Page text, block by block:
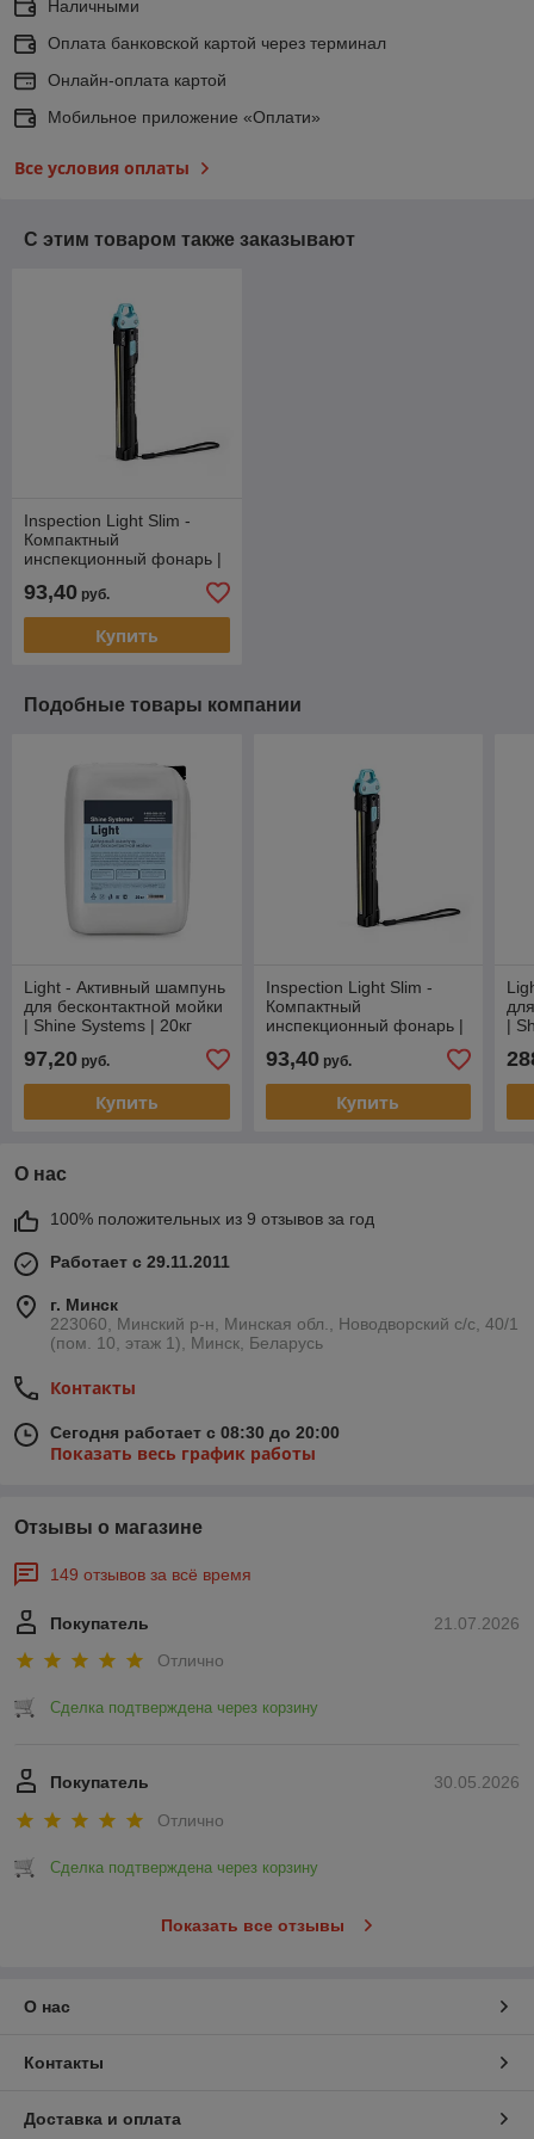
Наличными
Оплата банковской картой через терминал
Онлайн-оплата картой
Мобильное приложение «Оплати»
Все условия оплаты
С этим товаром также заказывают
Inspection Light Slim -
Компактный
инспекционный фонарь |
93,40 руб.
Купить
Подобные товары компании
Light - Активный шампунь
для бесконтактной мойки
| Shine Systems | 20кг
97,20 руб.
Купить
Inspection Light Slim -
Компактный
инспекционный фонарь |
93,40руб.
Купить
|
О нас
100% положительных из 9 отзывов за год
Работает с 29.11.2011
г. Минск
223060, Минский р-н, Минская обл., Новодворский с/с, 40/1
(пом. 10, этаж 1), Минск, Беларусь
Контакты
Сегодня работает с 08:30 до 20:00
Показать весь график работы
Отзывы о магазине
149 отзывов за всё время
21.07.2026
Покупатель
Отлично
Сделка подтверждена через корзину
30.05.2026
Покупатель
Отлично
Сделка подтверждена через корзину
Показать все отзывы
О нас
Контакты
Доставка и оплата